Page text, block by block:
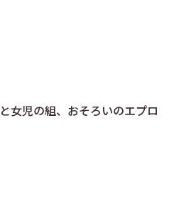
女児の組、おそろいのエプロ